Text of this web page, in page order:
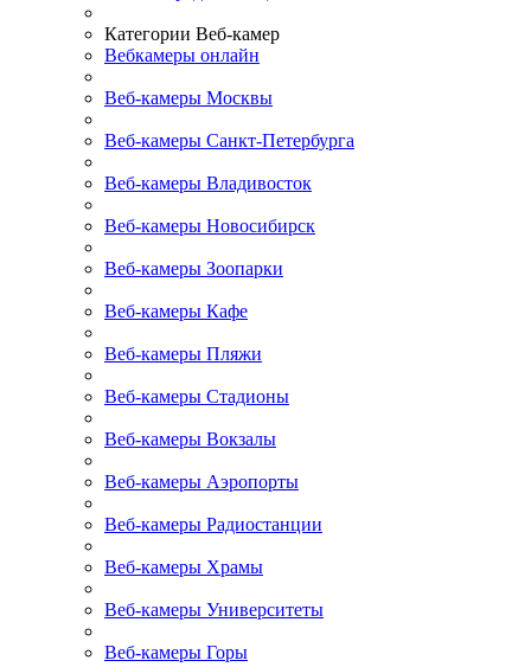
Категории Веб-камер
Вебкамеры онлайн
Веб-камеры Москвы
Веб-камеры Санкт-Петербурга
Веб-камеры Владивосток
Веб-камеры Новосибирск
Веб-камеры Зоопарки
Веб-камеры Кафе
Веб-камеры Пляжи
Веб-камеры Стадионы
Веб-камеры Вокзалы
Веб-камеры Аэропорты
Веб-камеры Радиостанции
Веб-камеры Храмы
Веб-камеры Университеты
Веб-камеры Горы